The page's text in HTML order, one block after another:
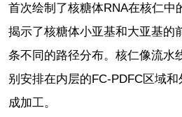
首次绘制了核糖体RNA在核仁中
揭示了核糖体小亚基和大亚基的
条不同的路径分布。核仁像流水
别安排在内层的FC-PDFC区域
成加工。